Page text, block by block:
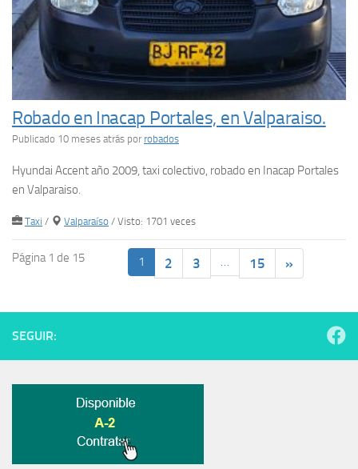
Robado en Inacap Portales, en Valparaiso.
Publicado 10 meses atrás por robados
Hyundai Accent año 2009, taxi colectivo, robado en Inacap Portales
en Valparaiso.
Taxi / Valparaíso / Visto: 1701 veces
Página 1 de 15 1 2 3 15 »
SEGUIR: